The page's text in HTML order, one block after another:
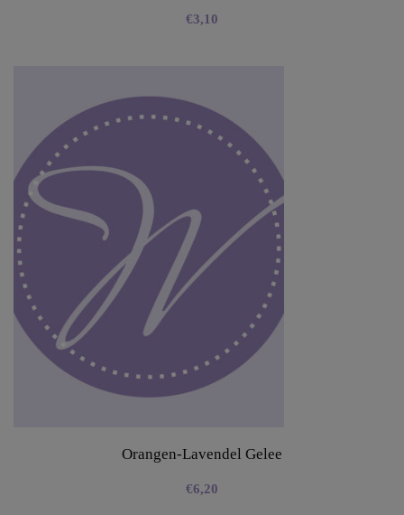
€3,10
Orangen-Lavendel Gelee
€6,20